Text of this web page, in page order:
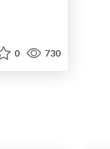
0 730